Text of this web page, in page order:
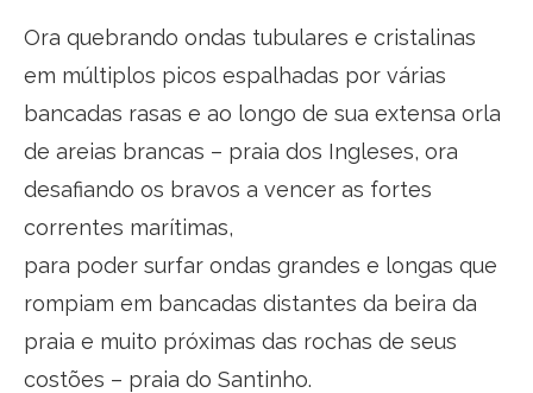
Ora quebrando ondas tubulares e cristalinas
em múltiplos picos espalhadas por várias
bancadas rasas e ao longo de sua extensa orla
de areias brancas – praia dos Ingleses, ora
desafiando os bravos a vencer as fortes
correntes marítimas,
para poder surfar ondas grandes e longas que
rompiam em bancadas distantes da beira da
praia e muito próximas das rochas de seus
costões – praia do Santinho.